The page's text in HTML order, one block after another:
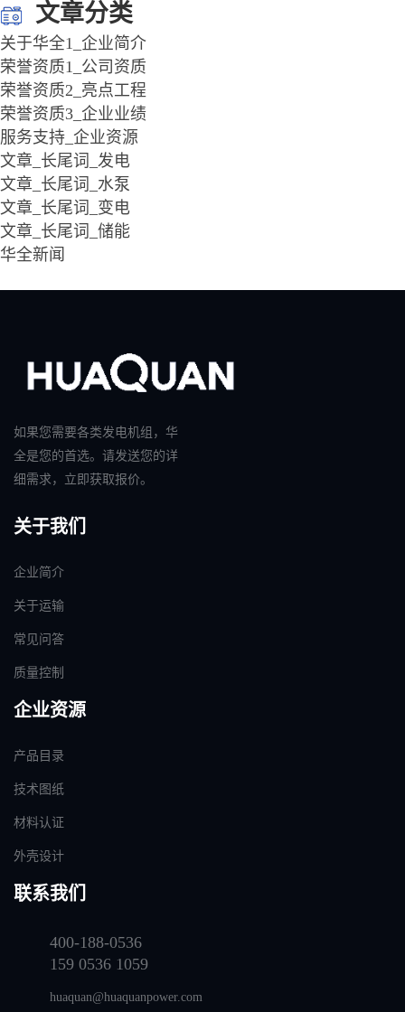
文章分类
关于华全1_企业简介
荣誉资质1_公司资质
荣誉资质2_亮点工程
荣誉资质3_企业业绩
服务支持_企业资源
文章_长尾词_发电
文章_长尾词_水泵
文章_长尾词_变电
文章_长尾词_储能
华全新闻
如果您需要各类发电机组，华
全是您的首选。请发送您的详
细需求，立即获取报价。
关于我们
企业简介
关于运输
常见问答
质量控制
企业资源
产品目录
技术图纸
材料认证
外壳设计
联系我们
400-188-0536
159 0536 1059
huaquan@huaquanpower.com